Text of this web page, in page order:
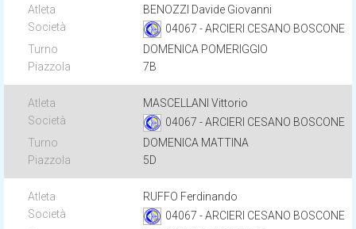
BENOZZI Davide Giovanni
04067 - ARCIERI CESANO BOSCONE
DOMENICA POMERIGGIO
7B
MASCELLANI Vittorio
04067 - ARCIERI CESANO BOSCONE
DOMENICA MATTINA
5D
RUFFO Ferdinando
04067 - ARCIERI CESANO BOSCONE